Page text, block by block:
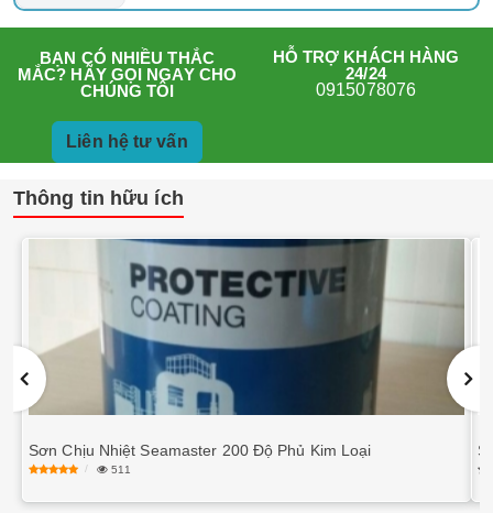
BẠN CÓ NHIỀU THẮC
MẮC? HÃY GỌI NGAY CHO
CHÚNG TÔI
HỖ TRỢ KHÁCH HÀNG
24/24
0915078076
Liên hệ tư vấn
Thông tin hữu ích
Sơn Chịu Nhiệt Seamaster 200 Độ Phủ Kim Loại
511